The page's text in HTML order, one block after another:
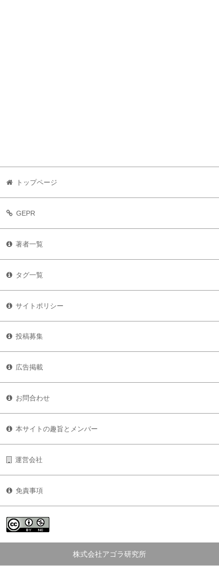
トップページ
GEPR
著者一覧
タグ一覧
サイトポリシー
投稿募集
広告掲載
お問合わせ
本サイトの趣旨とメンバー
運営会社
免責事項
株式会社アゴラ研究所